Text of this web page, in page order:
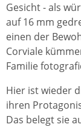
Gesicht - als
auf 16 mm
einen der
Corviale
Familie
Hier ist wieder
ihren
Das belegt sie